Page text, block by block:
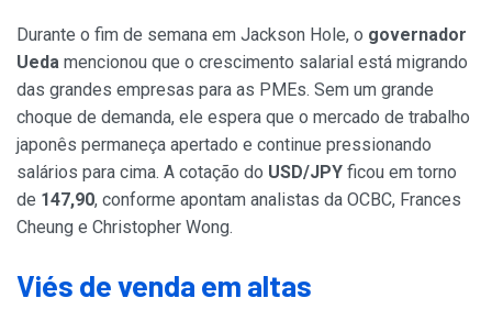
Durante o fim de semana em Jackson Hole, o governador
Ueda mencionou que o crescimento salarial está migrando
das grandes empresas para as PMEs. Sem um grande
choque de demanda, ele espera que o mercado de trabalho
japonês permaneça apertado e continue pressionando
salários para cima. A cotação do USD/JPY ficou em torno
de 147,90, conforme apontam analistas da OCBC, Frances
Cheung e Christopher Wong.
Viés de venda em altas